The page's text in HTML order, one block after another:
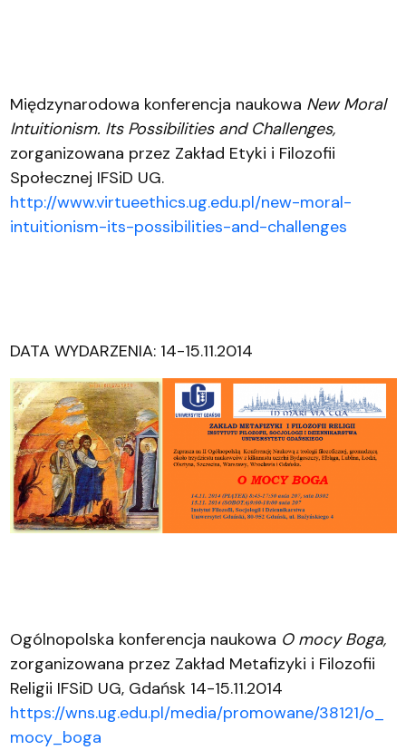
Międzynarodowa konferencja naukowa New Moral
Intuitionism. Its Possibilities and Challenges,
zorganizowana przez Zakład Etyki i Filozofii
Społecznej IFSiD UG.
http://www.virtueethics.ug.edu.pl/new-moral-
intuitionism-its-possibilities-and-challenges
DATA WYDARZENIA: 14-15.11.2014
Ogólnopolska konferencja naukowa O mocy Boga,
zorganizowana przez Zakład Metafizyki i Filozofii
Religii IFSiD UG, Gdańsk 14-15.11.2014
https://wns.ug.edu.pl/media/promowane/38121/o_
mocy_boga